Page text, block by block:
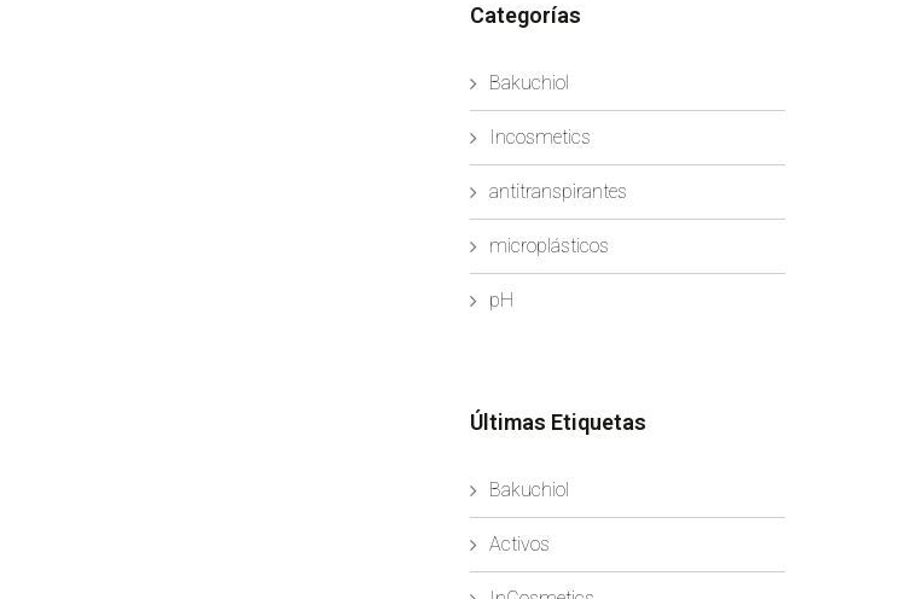
Categorías
Bakuchiol
Incosmetics
antitranspirantes
microplásticos
pH
Últimas Etiquetas
Bakuchiol
Activos